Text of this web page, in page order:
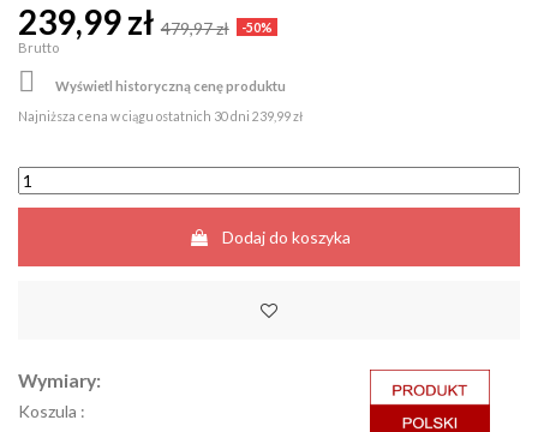
239,99 zł 479,97 zł -50%
Brutto

Wyświetl historyczną cenę produktu
Najniższa cena w ciągu ostatnich 30 dni 239,99 zł
Dodaj do koszyka
Wymiary:
Koszula :